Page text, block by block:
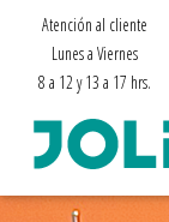
Atención al cliente
Lunes a Viernes
8 a 12 y 13 a 17 hrs.